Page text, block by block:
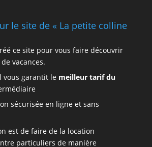
le site de « La petite colline
ce site pour vous faire découvrir
vacances.
vous garantit le meilleur tarif du
sécurisée en ligne et sans
est de faire de la location
particuliers de manière